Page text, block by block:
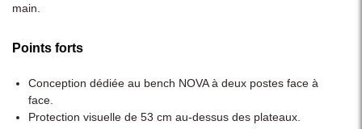
main.
Points forts
Conception dédiée au bench NOVA à deux postes face à
face.
Protection visuelle de 53 cm au-dessus des plateaux.